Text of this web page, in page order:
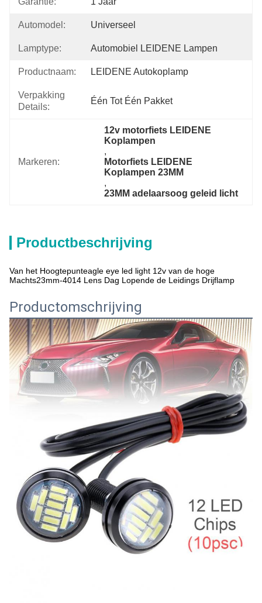
Automodel: Universeel
Lamptype: Automobiel LEIDENE Lampen
Productnaam: LEIDENE Autokoplamp
Verpakking
Details:
Één Tot Één Pakket
Markeren:
12v motorfiets LEIDENE
Koplampen
,
Motorfiets LEIDENE
Koplampen 23MM
,
23MM adelaarsoog geleid licht
Productbeschrijving
Van het Hoogtepunteagle eye led light 12v van de hoge
Machts23mm-4014 Lens Dag Lopende de Leidings Drijflamp
Productomschrijving